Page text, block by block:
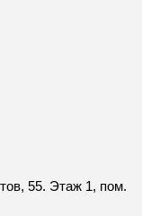
55. Этаж 1, пом.